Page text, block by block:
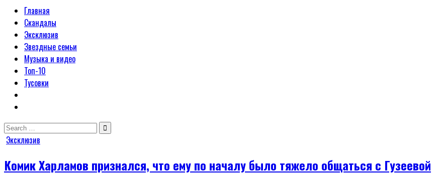
Главная
Скандалы
Эксклюзив
Звездные семьи
Музыка и видео
Топ-10
Тусовки
Search
for:
Posted
Эксклюзив
Комик Харламов признался, что ему по началу было тяжело общаться с Гузеевой